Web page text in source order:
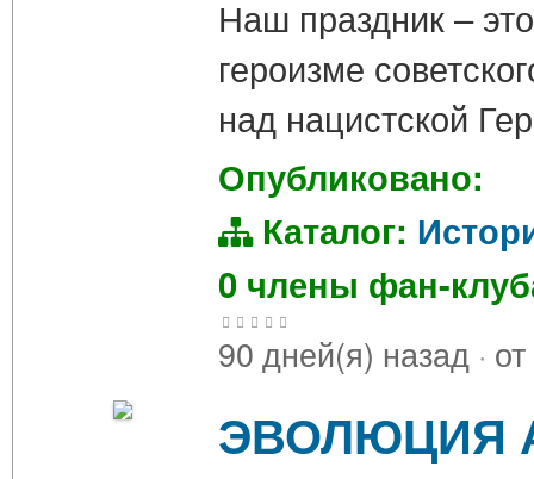
Наш праздник –
героизме
над нацистской
Опубликовано:
Каталог:
0 члены фан-
90 дней(я) назад · от
ЭВОЛЮЦИЯ